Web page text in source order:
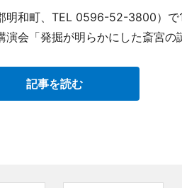
明和町、TEL 0596-52-3800）で
会「発掘が明らかにした斎宮の
記事を読む